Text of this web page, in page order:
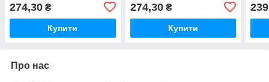
Деревянный пазл для
детей ручной работы из
274,30 ₴
Купити
Деревянный пазл для
детей ручной работы из
274,30₴
Купити
Про нас